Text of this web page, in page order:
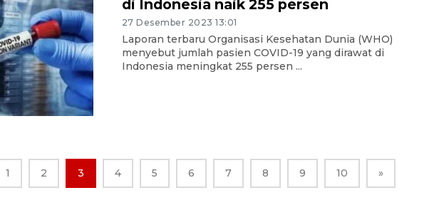
di Indonesia naik 255 persen
27 Desember 2023 13:01
Laporan terbaru Organisasi Kesehatan Dunia (WHO)
menyebut jumlah pasien COVID-19 yang dirawat di
Indonesia meningkat 255 persen ...
1 2 3 4 5 6 7 8 9 10 »